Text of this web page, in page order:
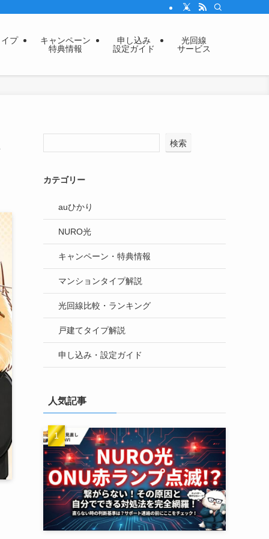
プ
キャンペーン
特典情報
申し込み
設定ガイド
光回線
サービス
検索
カテゴリー
auひかり
NURO光
キャンペーン・特典情報
マンションタイプ解説
光回線比較・ランキング
戸建てタイプ解説
申し込み・設定ガイド
人気記事